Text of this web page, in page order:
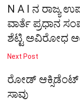
N A I ನ ರಾಜ್ಯ
ವಾರ್ತೆ ಪ್ರಧಾನ
ಶೆಟ್ಟಿ ಅವಿರೋಧ
Next Post
ರೋಡ್ ಆಕ್ಸಿಡೆಂಟ್
ಸಾವು